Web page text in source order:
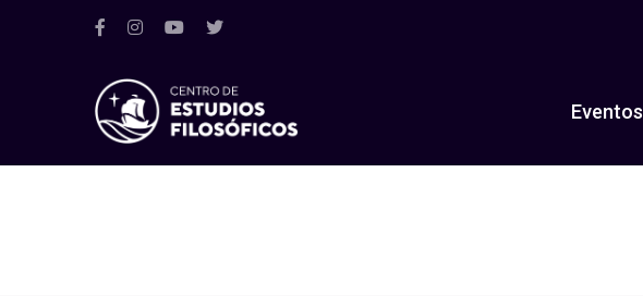
Eventos